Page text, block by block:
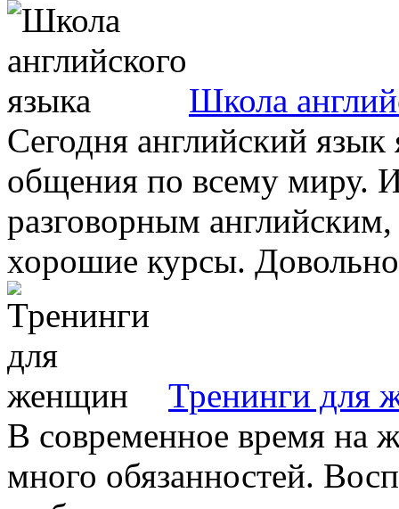
Школа
Сегодня английский
общения по всему миру.
разговорным
хорошие курсы.
Тренинги для
В современное время на
много обязанностей.